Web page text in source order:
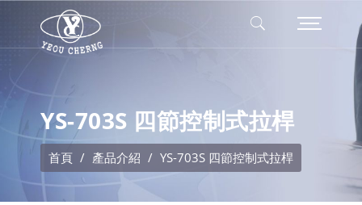
YS-703S 四節控制式拉桿
首頁 產品介紹 YS-703S 四節控制式拉桿